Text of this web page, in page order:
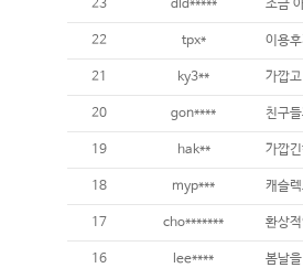
23 dld***** 조금
22 tpx* 이용
21 ky3** 가깝
20 gon**** 친구
19 hak** 가깝
18 myp*** 캐슬
17 cho******* 환상
16 lee**** 봄날